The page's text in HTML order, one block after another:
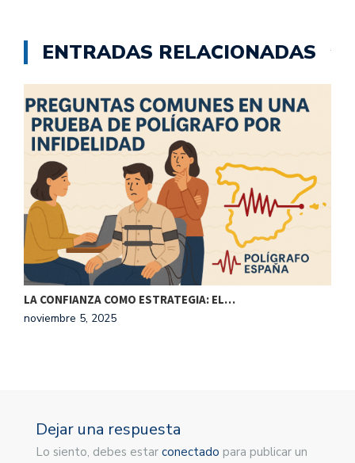
ENTRADAS RELACIONADAS
LA CONFIANZA COMO ESTRATEGIA: EL…
noviembre 5, 2025
Dejar una respuesta
Lo siento, debes estar conectado para publicar un